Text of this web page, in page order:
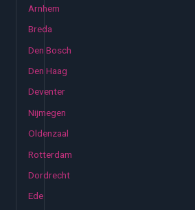
Arnhem
Breda
Den Bosch
Den Haag
Deventer
Nijmegen
Oldenzaal
Rotterdam
Dordrecht
Ede